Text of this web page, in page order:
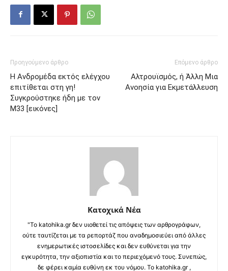
Προηγούμενο άρθρο
Η Ανδρομέδα εκτός ελέγχου
επιτίθεται στη γη!
Συγκρούστηκε ήδη με τον
Μ33 [εικόνες]
Επόμενο άρθρο
Αλτρουϊσμός, ή Άλλη Μια
Ανοησία για Εκμετάλλευση
Κατοχικά Νέα
"Το katohika.gr δεν υιοθετεί τις απόψεις των αρθρογράφων,
ούτε ταυτίζεται με τα ρεπορτάζ που αναδημοσιεύει από άλλες
ενημερωτικές ιστοσελίδες και δεν ευθύνεται για την
εγκυρότητα, την αξιοπιστία και το περιεχόμενό τους. Συνεπώς,
δε φέρει καμία ευθύνη εκ του νόμου. Το katohika.gr ,